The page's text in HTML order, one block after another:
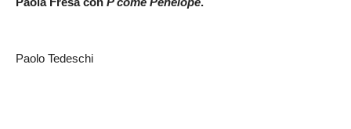
Paolo Tedeschi